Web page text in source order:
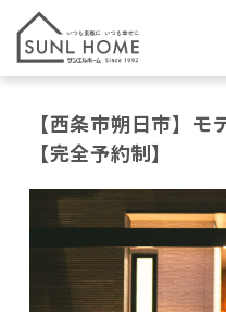
【西条市朔日市】モ
【完全予約制】